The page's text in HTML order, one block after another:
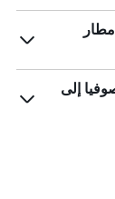
مطار
إلى